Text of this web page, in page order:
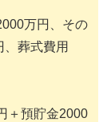
万円、その
葬式費用
＋預貯金2000